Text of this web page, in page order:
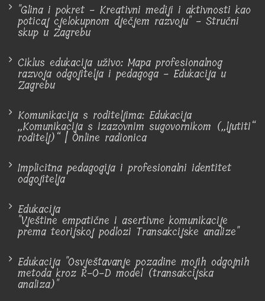
"Glina i pokret - Kreativni mediji i aktivnosti kao
poticaj cjelokupnom dječjem razvoju" - Stručni
skup u Zagrebu
Ciklus edukacija uživo: Mapa profesionalnog
razvoja odgojitelja i pedagoga - Edukacija u
Zagrebu
Komunikacija s roditeljima: Edukacija
„Komunikacija s izazovnim sugovornikom („ljutiti“
roditelj)“ | Online radionica
Implicitna pedagogija i profesionalni identitet
odgojitelja
Edukacija
"Vještine empatične i asertivne komunikacije
prema teorijskoj podlozi Transakcijske analize"
Edukacija "Osvještavanje pozadine mojih odgojnih
metoda kroz R-O-D model (transakcijska
analiza)"